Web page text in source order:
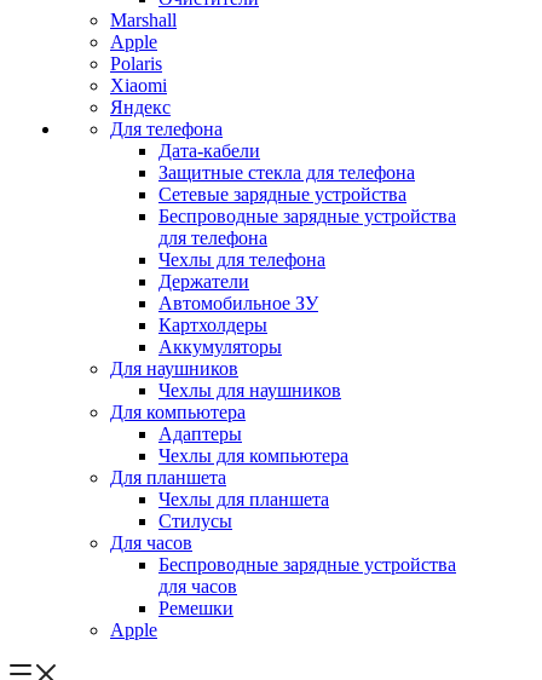
Marshall
Apple
Polaris
Xiaomi
Яндекс
Для телефона
Дата-кабели
Защитные стекла для телефона
Сетевые зарядные устройства
Беспроводные зарядные устройства
для телефона
Чехлы для телефона
Держатели
Автомобильное ЗУ
Картхолдеры
Аккумуляторы
Для наушников
Чехлы для наушников
Для компьютера
Адаптеры
Чехлы для компьютера
Для планшета
Чехлы для планшета
Стилусы
Для часов
Беспроводные зарядные устройства
для часов
Ремешки
Apple